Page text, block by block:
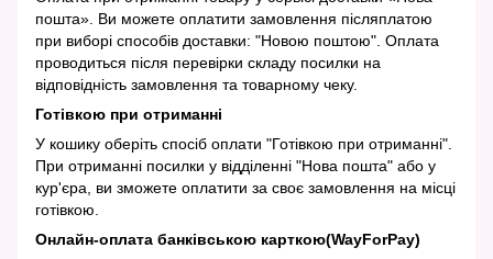
пошта». Ви можете оплатити замовлення післяплатою
при виборі способів доставки: "Новою поштою". Оплата
проводиться після перевірки складу посилки на
відповідність замовлення та товарному чеку.
Готівкою при отриманні
У кошику оберіть спосіб оплати "Готівкою при отриманні".
При отриманні посилки у відділенні "Нова пошта" або у
кур'єра, ви зможете оплатити за своє замовлення на місці
готівкою.
Онлайн-оплата банківською карткою(WayForPay)